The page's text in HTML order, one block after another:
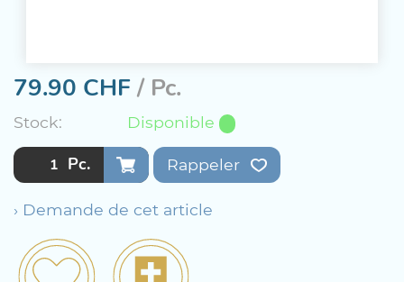
79.90 CHF/ Pc.
Stock: Disponible
Pc. Rappeler
› Demande de cet article